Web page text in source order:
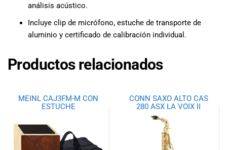
análisis acústico.
Incluye clip de micrófono, estuche de transporte de
aluminio y certificado de calibración individual.
Productos relacionados
MEINL CAJ3FM-M CON
ESTUCHE
CONN SAXO ALTO CAS
280 ASX LA VOIX II